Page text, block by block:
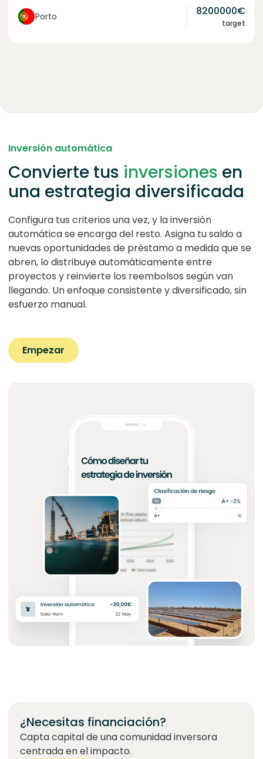
Porto 8200000€
target
Inversión automática
Convierte tus inversiones en
una estrategia diversificada
Configura tus criterios una vez, y la inversión
automática se encarga del resto. Asigna tu saldo a
nuevas oportunidades de préstamo a medida que se
abren, lo distribuye automáticamente entre
proyectos y reinvierte los reembolsos según van
llegando. Un enfoque consistente y diversificado, sin
esfuerzo manual.
Empezar
¿Necesitas financiación?
Capta capital de una comunidad inversora
centrada en el impacto.